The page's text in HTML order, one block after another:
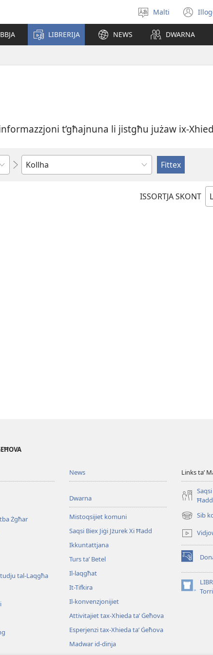
Agħżel
il-
lingwa
Malti
LIBRERIJA NEWS DWARNA
t’għajnuna li jistgħu jużaw ix-
Ikteb
jew
ISSORTJA SKONT
Żgħar
tal-Laqgħa
News
Dwarna
Mistoqsijiet komuni
Saqsi Biex Jiġi Jżurek Xi Ħadd
Ikkuntattjana
Turs taʼ Betel
Il-laqgħat
It-Tifkira
Il-konvenzjonijiet
Attivitajiet tax-Xhieda taʼ Ġeħova
Esperjenzi tax-Xhieda taʼ Ġeħova
Madwar id-dinja
Links taʼ
Ħadd
Sib
(opens
new
window)
(opens
new
window)
(opens